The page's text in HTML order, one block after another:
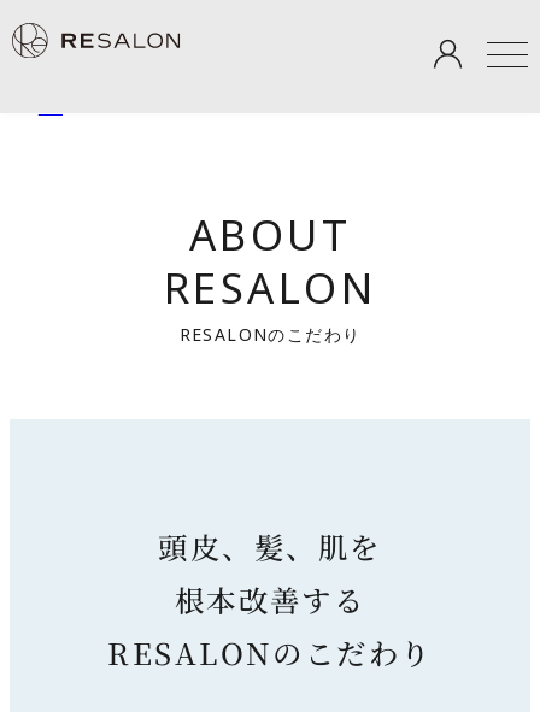
ABOUT
RESALON
RESALONのこだわり
頭皮、髪、肌を
根本改善する
RESALONのこだわり